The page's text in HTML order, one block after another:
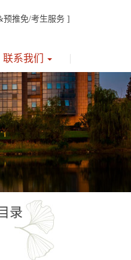
预推免/考生服务 ]
联系我们
录